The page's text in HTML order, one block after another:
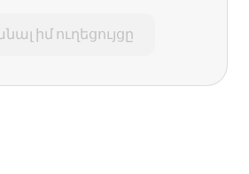
իմ ուղեցույցը